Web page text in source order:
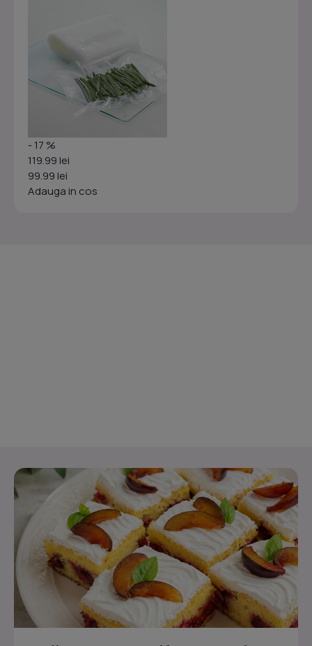
- 17 %
119.99 lei
99.99 lei
Adauga in cos